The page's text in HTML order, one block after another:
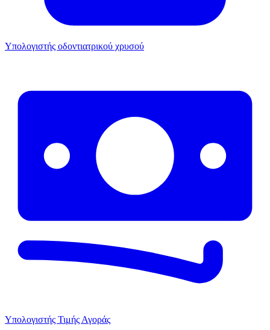
Υπολογιστής οδοντιατρικού χρυσού
Υπολογιστής Τιμής Αγοράς